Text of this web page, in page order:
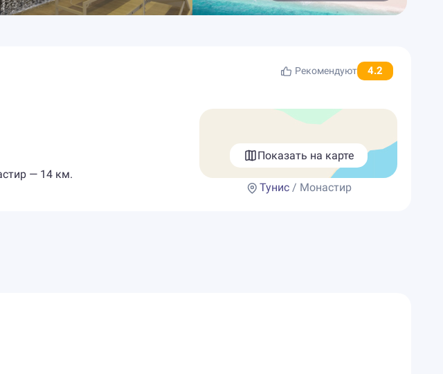
Рекомендуют 4.2
— 14 км.
Показать на карте
Тунис / Монастир